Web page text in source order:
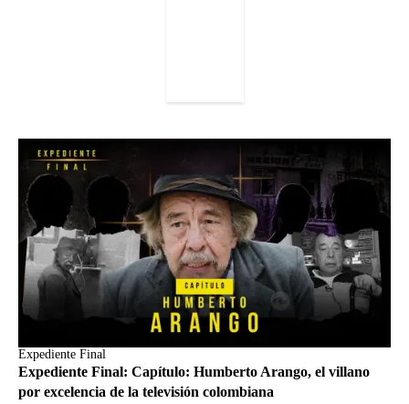
Expediente Final
Expediente Final: Capítulo: Humberto Arango, el villano
por excelencia de la televisión colombiana